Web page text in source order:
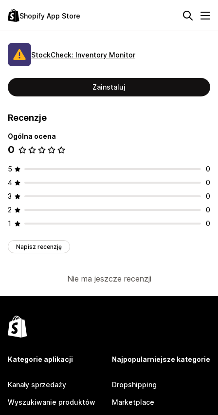
Shopify App Store
StockCheck: Inventory Monitor
Zainstaluj
Recenzje
Ogólna ocena
0
5
0
4
0
3
0
2
0
1
0
Napisz recenzję
Nie ma jeszcze recenzji
Kategorie aplikacji
Kanały sprzedaży
Wyszukiwanie produktów
Najpopularniejsze kategorie
Dropshipping
Marketplace